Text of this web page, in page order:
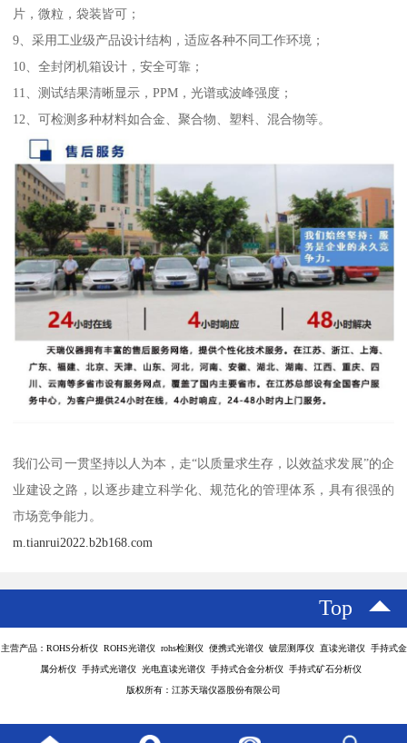
片，微粒，袋装皆可；
9、采用工业级产品设计结构，适应各种不同工作环境；
10、全封闭机箱设计，安全可靠；
11、测试结果清晰显示，PPM，光谱或波峰强度；
12、可检测多种材料如合金、聚合物、塑料、混合物等。
我们公司一贯坚持以人为本，走“以质量求生存，以效益求发展”的企
业建设之路，以逐步建立科学化、规范化的管理体系，具有很强的
市场竞争能力。
m.tianrui2022.b2b168.com
Top
主营产品：ROHS分析仪 ROHS光谱仪 rohs检测仪 便携式光谱仪 镀层测厚仪 直读光谱仪 手持式金
属分析仪 手持式光谱仪 光电直读光谱仪 手持式合金分析仪 手持式矿石分析仪
版权所有：江苏天瑞仪器股份有限公司